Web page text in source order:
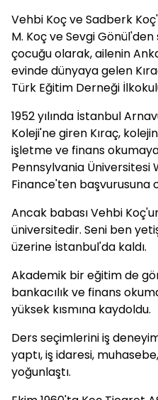
Vehbi Koç ve Sadberk
M. Koç ve Sevgi
çocuğu olarak, ailenin
evinde dünyaya gelen
Türk Eğitim Derneği
1952 yılında İstanbul
Koleji'ne giren Kıraç,
işletme ve finans
Pennsylvania Üniversitesi
Finance'ten başvurusuna
Ancak babası Vehbi
üniversitedir. Seni ben
üzerine İstanbul'da kaldı.
Akademik bir eğitim de
bankacılık ve finans
yüksek kısmına kaydoldu.
Ders seçimlerini iş
yaptı, iş idaresi,
yoğunlaştı.